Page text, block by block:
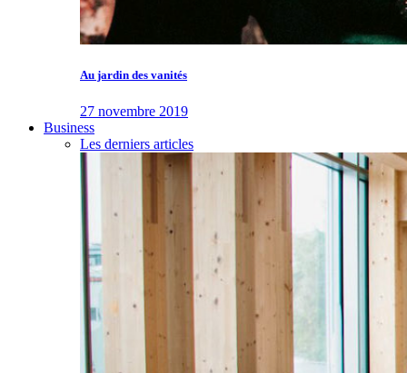
Au jardin des vanités
27 novembre 2019
Business
Les derniers articles